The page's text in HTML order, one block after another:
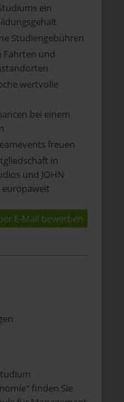
ein
Studiengebühren
Fahrten und
wertvolle
bei einem
freuen
in
und JOHN
europaweit
E-Mail bewerben
finden Sie